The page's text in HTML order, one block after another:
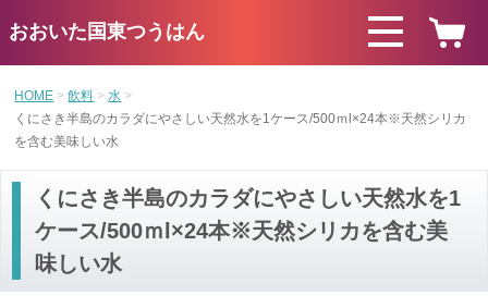
おおいた国東つうはん
HOME 飲料
水
くにさき半島のカラダにやさしい天然水を1ケース/500ｍl×24本※天然シリカ
を含む美味しい水
くにさき半島のカラダにやさしい天然水を1
ケース/500ｍl×24本※天然シリカを含む美
味しい水